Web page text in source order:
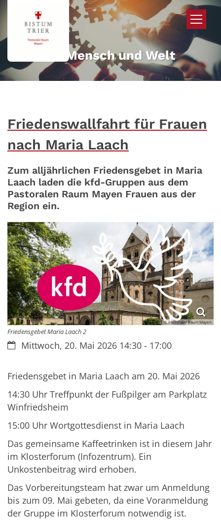
Zum Inhalt springen
Mehr für Mensch und Welt
Friedenswallfahrt für Frauen
nach Maria Laach
Zum alljährlichen Friedensgebet in Maria
Laach laden die kfd-Gruppen aus dem
Pastoralen Raum Mayen Frauen aus der
Region ein.
© Pastoraler Raum Mayen
Friedensgebet Maria Laach 2
Datum:Mittwoch, 20. Mai 2026 14:30 - 17:00
Friedensgebet in Maria Laach am 20. Mai 2026
14:30 Uhr Treffpunkt der Fußpilger am Parkplatz
Winfriedsheim
15:00 Uhr Wortgottesdienst in Maria Laach
Das gemeinsame Kaffeetrinken ist in diesem Jahr
im Klosterforum (Infozentrum). Ein
Unkostenbeitrag wird erhoben.
Das Vorbereitungsteam hat zwar um Anmeldung
bis zum 09. Mai gebeten, da eine Voranmeldung
der Gruppe im Klosterforum notwendig ist.